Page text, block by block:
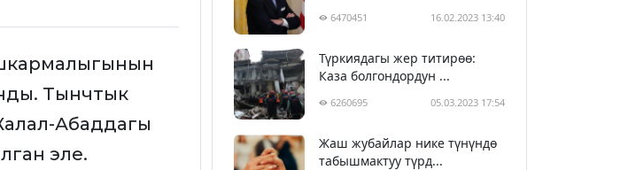
Тынчтык
Абаддагы
эле.
6470451 16.02.2023 13:40
Түркиядагы жер титирөө:
Каза болгондордун ...
6260695 05.03.2023 17:54
Жаш жубайлар нике түнүндө
табышмактуу түрд...